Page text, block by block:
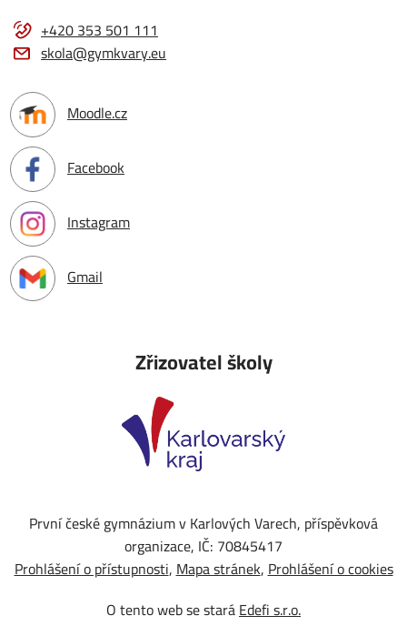
+420 353 501 111
skola@gymkvary.eu
Moodle.cz
Facebook
Instagram
Gmail
Zřizovatel školy
První české gymnázium v Karlových Varech, příspěvková
organizace, IČ: 70845417
Prohlášení o přístupnosti Mapa stránek Prohlášení o cookies
O tento web se staráEdefi s.r.o.